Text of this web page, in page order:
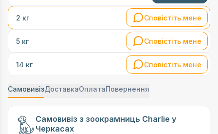
2 кг Сповістіть мене
5 кг Сповістіть мене
14 кг Сповістіть мене
СамовивізДоставкаОплатаПовернення
Самовивіз з зоокрамниць Charlie у
Черкасах